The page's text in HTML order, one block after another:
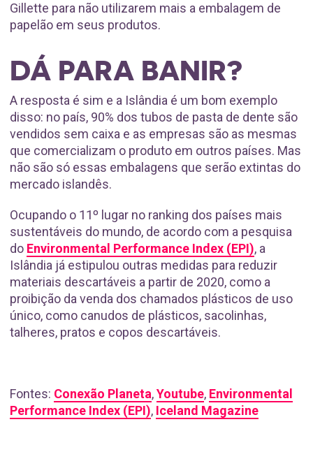
Gillette para não utilizarem mais a embalagem de
papelão em seus produtos.
DÁ PARA BANIR?
A resposta é sim e a Islândia é um bom exemplo
disso: no país, 90% dos tubos de pasta de dente são
vendidos sem caixa e as empresas são as mesmas
que comercializam o produto em outros países. Mas
não são só essas embalagens que serão extintas do
mercado islandês.
Ocupando o 11º lugar no ranking dos países mais
sustentáveis do mundo, de acordo com a pesquisa
do Environmental Performance Index (EPI), a
Islândia já estipulou outras medidas para reduzir
materiais descartáveis a partir de 2020, como a
proibição da venda dos chamados plásticos de uso
único, como canudos de plásticos, sacolinhas,
talheres, pratos e copos descartáveis.
Fontes: Conexão Planeta,Youtube, Environmental
Performance Index (EPI), Iceland Magazine